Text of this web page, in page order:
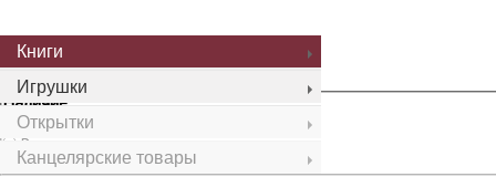
Книги
Игрушки
Открытки
Канцелярские товары
Сбросить
Наличие
Все
В наличии
Нет в наличии